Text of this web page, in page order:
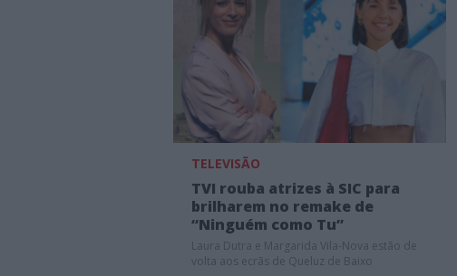
TELEVISÃO
TVI rouba atrizes à SIC para
brilharem no remake de
“Ninguém como Tu”
Laura Dutra e Margarida Vila-Nova estão de
volta aos ecrãs de Queluz de Baixo